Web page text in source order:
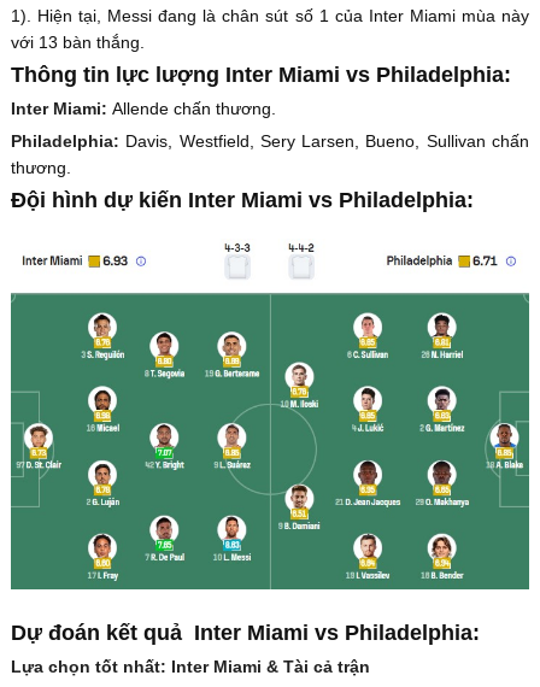
1). Hiện tại, Messi đang là chân sút số 1 của Inter Miami mùa này
với 13 bàn thắng.
Thông tin lực lượng Inter Miami vs Philadelphia:
Inter Miami: Allende chấn thương.
Philadelphia: Davis, Westfield, Sery Larsen, Bueno, Sullivan chấn
thương.
Đội hình dự kiến Inter Miami vs Philadelphia:
Dự đoán kết quả Inter Miami vs Philadelphia:
Lựa chọn tốt nhất: Inter Miami & Tài cả trận